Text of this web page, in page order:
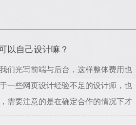
以自己设计嘛？
们光写前端与后台，这样整体费用也
一些网页设计经验不足的设计师，也
需要注意的是在确定合作的情况下才
解。